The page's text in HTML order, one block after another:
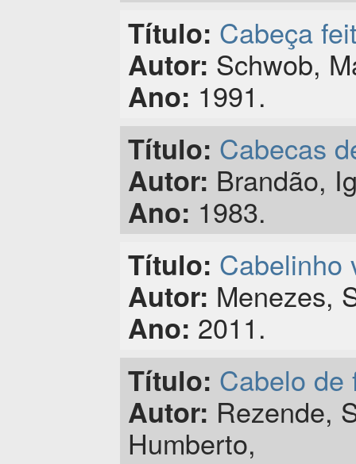
Título: Cabeça
Autor: Schwob,
Ano: 1991.
Título: Cabecas
Autor: Brandão,
Ano: 1983.
Título: Cabelinho
Autor: Menezes,
Ano: 2011.
Título: Cabelo de
Autor: Rezende,
Humberto,